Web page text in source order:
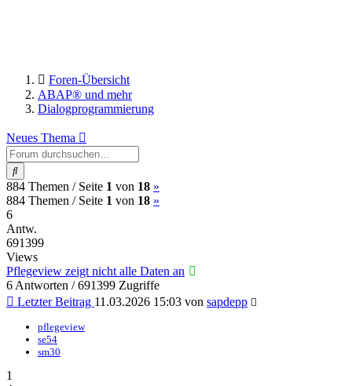
Foren-Übersicht
ABAP® und mehr
Dialogprogrammierung
Neues Thema
Suche
884 Themen / Seite 1 von 18 (current)
»
884 Themen / Seite 1 von 18 (current)
»
6
Antw.
691399
Views
Pflegeview zeigt nicht alle Daten an
6 Antworten / 691399 Zugriffe
Letzter Beitrag 11.03.2026 15:03 von sapdepp
pflegeview
se54
sm30
1